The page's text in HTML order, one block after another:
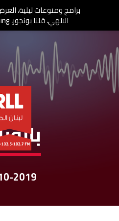
نشرات
2019
برامج ومنوعات ليلية،
الالهي، قلنا بونجور، RLL Morning